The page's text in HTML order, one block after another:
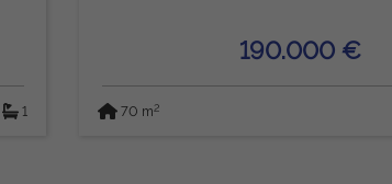
1
190.000 €
70 m2